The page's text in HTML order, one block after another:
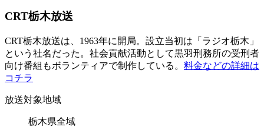
CRT栃木放送
CRT栃木放送は、1963年に開局。設立当初は「ラジオ栃木」
という社名だった。社会貢献活動として黒羽刑務所の受刑者
向け番組もボランティアで制作している。 料金などの詳細は
コチラ
放送対象地域
栃木県全域